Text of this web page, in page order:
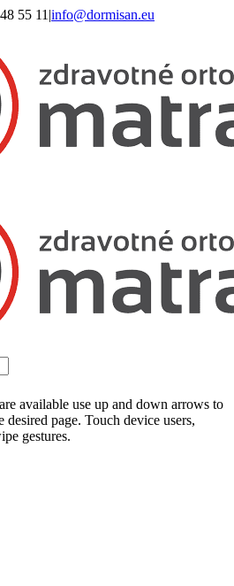
55 11 |info@dormisan.eu
available use up and down arrows to
page. Touch device users,
gestures.